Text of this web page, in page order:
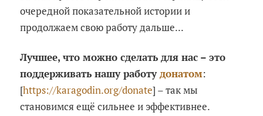
очередной показательной истории и
продолжаем свою работу дальше...
Лучшее, что можно сделать для нас – это
поддерживать нашу работудонатом:
[https://karagodin.org/donate] – так мы
становимся ещё сильнее и эффективнее.